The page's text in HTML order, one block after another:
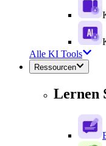
Alle KI Tools
Ressourcen
Lernen